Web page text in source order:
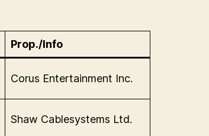
Prop./Info
Corus Entertainment Inc.
Shaw Cablesystems Ltd.